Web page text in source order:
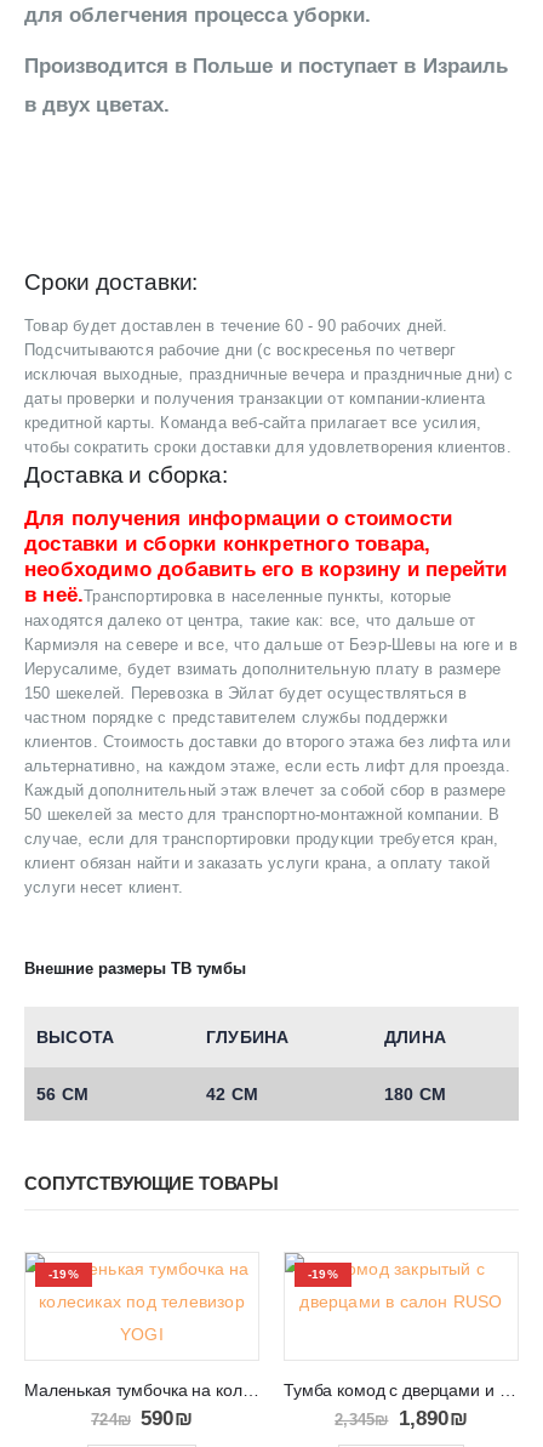
для облегчения процесса уборки.
Производится в Польше и поступает в Израиль
в двух цветах.
Сроки доставки:
Товар будет доставлен в течение 60 - 90 рабочих дней.
Подсчитываются рабочие дни (с воскресенья по четверг
исключая выходные, праздничные вечера и праздничные дни) с
даты проверки и получения транзакции от компании-клиента
кредитной карты. Команда веб-сайта прилагает все усилия,
чтобы сократить сроки доставки для удовлетворения клиентов.
Доставка и сборка:
Для получения информации о стоимости
доставки и сборки конкретного товара,
необходимо добавить его в корзину и перейти
в неё.Транспортировка в населенные пункты, которые
находятся далеко от центра, такие как: все, что дальше от
Кармиэля на севере и все, что дальше от Беэр-Шевы на юге и в
Иерусалиме, будет взимать дополнительную плату в размере
150 шекелей. Перевозка в Эйлат будет осуществляться в
частном порядке с представителем службы поддержки
клиентов. Стоимость доставки до второго этажа без лифта или
альтернативно, на каждом этаже, если есть лифт для проезда.
Каждый дополнительный этаж влечет за собой сбор в размере
50 шекелей за место для транспортно-монтажной компании. В
случае, если для транспортировки продукции требуется кран,
клиент обязан найти и заказать услуги крана, а оплату такой
услуги несет клиент.
Внешние размеры ТВ тумбы
ВЫСОТА ГЛУБИНА ДЛИНА
56 СМ 42 СМ 180 СМ
СОПУТСТВУЮЩИЕ ТОВАРЫ
-19%
Маленькая тумбочка на колесиках под телевизор YOGI
724₪ 590₪
-19%
Тумба комод с дверцами и ящиком RUSO
2,345₪ 1,890₪